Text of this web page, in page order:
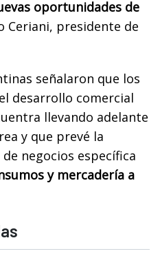
oportunidades de
Ceriani, presidente de
señalaron que los
desarrollo comercial
llevando adelante
y que prevé la
negocios específica
y mercadería a